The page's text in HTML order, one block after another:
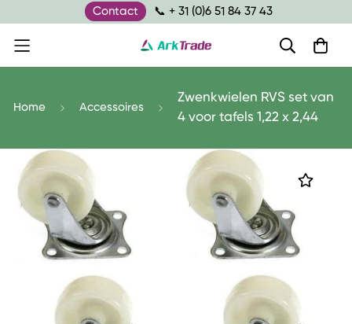
Contact 📞 + 31 (0)6 51 84 37 43
Home Accessoires
Zwenkwielen RVS set van
4 voor tafels 1,22 x 2,44